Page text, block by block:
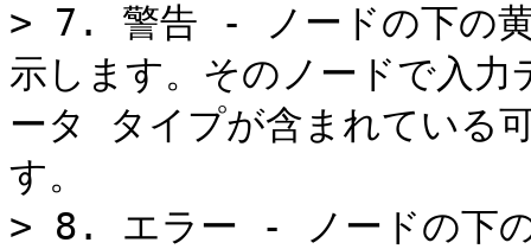
> 7. 警告 - ノードの下の黄
示します。そのノードで入
ータ タイプが含まれている
す。
> 8. エラー - ノードの下の